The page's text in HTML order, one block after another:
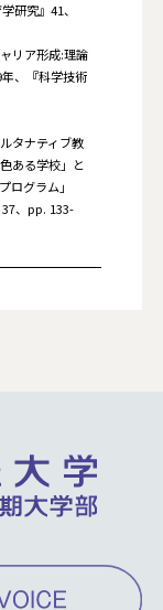
究』41、
リア形成:理論
、『科学技術
タナティブ教
ある学校」と
グラム」
、pp. 133-